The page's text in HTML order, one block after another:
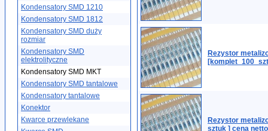
Kondensatory SMD 1210
Kondensatory SMD 1812
Kondensatory SMD duży
rozmiar
Kondensatory SMD
elektrolityczne
Kondensatory SMD MKT
Kondensatory SMD tantalowe
Kondensatory tantalowe
Konektor
Kwarce przewlekane
Rezystor
Rezystor
sztuk ] cena netto